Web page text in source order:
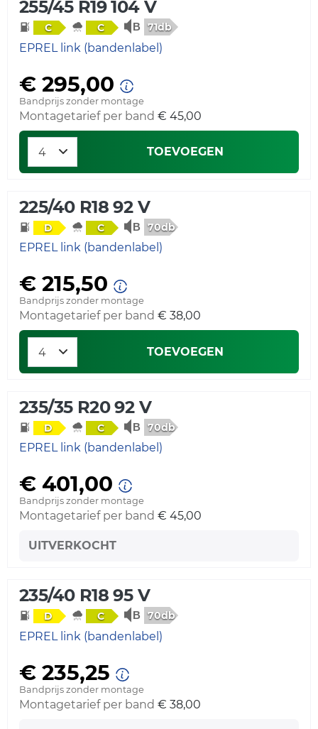
255/45 R19 104 V
C C 71db
EPREL link (bandenlabel)
€ 295,00
Bandprijs zonder montage
Montagetarief per band € 45,00
TOEVOEGEN
225/40 R18 92 V
D C 70db
EPREL link (bandenlabel)
€ 215,50
Bandprijs zonder montage
Montagetarief per band € 38,00
TOEVOEGEN
235/35 R20 92 V
D C 70db
EPREL link (bandenlabel)
€ 401,00
Bandprijs zonder montage
Montagetarief per band € 45,00
UITVERKOCHT
235/40 R18 95 V
D C 70db
EPREL link (bandenlabel)
€ 235,25
Bandprijs zonder montage
Montagetarief per band € 38,00